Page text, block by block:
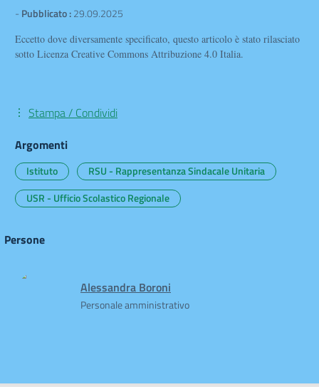
- Pubblicato :29.09.2025
Eccetto dove diversamente specificato, questo articolo è stato rilasciato
sotto Licenza Creative Commons Attribuzione 4.0 Italia.
Stampa / Condividi
Argomenti
Istituto
RSU - Rappresentanza Sindacale Unitaria
USR - Ufficio Scolastico Regionale
Persone
Alessandra Boroni
Personale amministrativo